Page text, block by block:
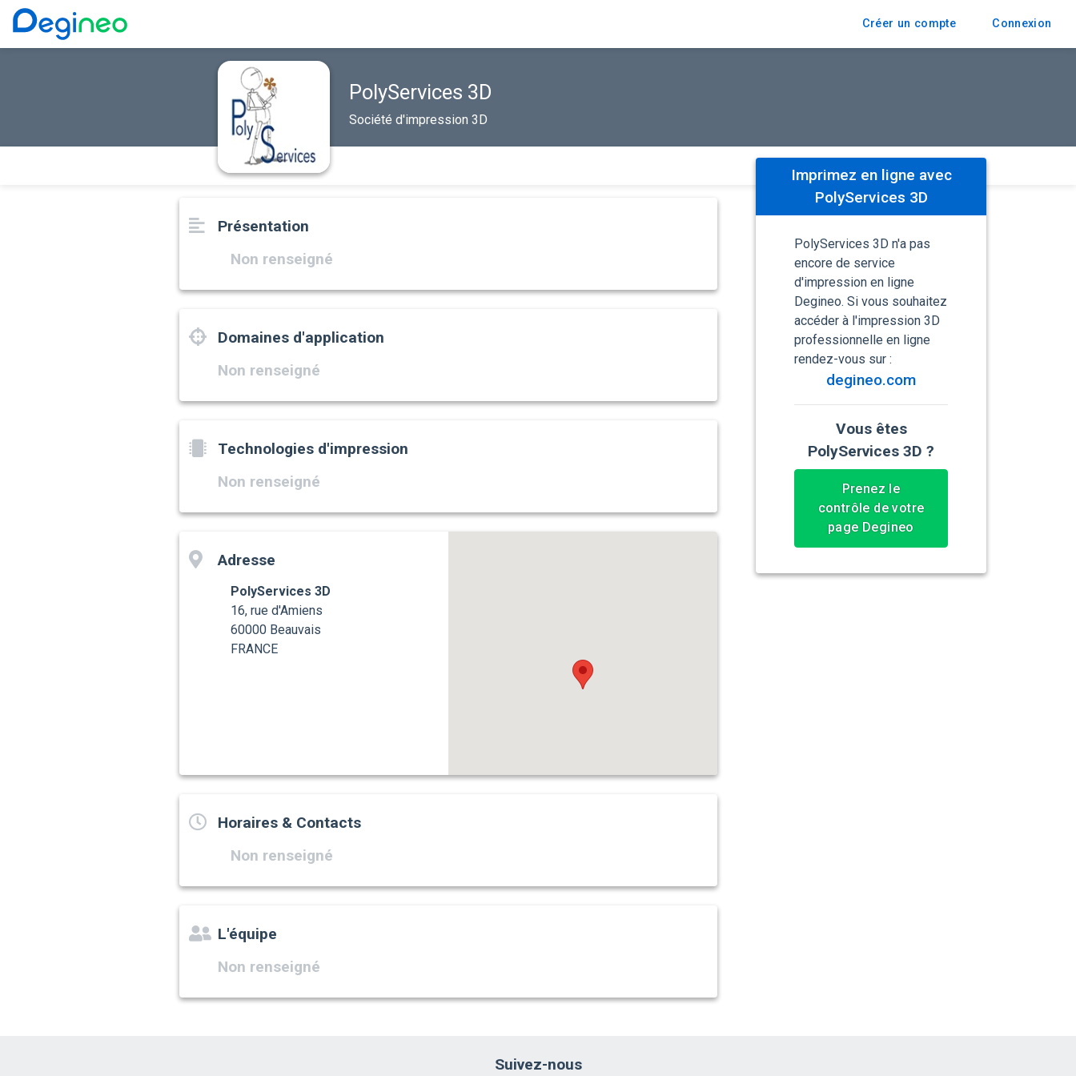
Créer un compte Connexion
PolyServices 3D
Société d'impression 3D
Présentation
Non renseigné
Domaines d'application
Non renseigné
Technologies d'impression
Non renseigné
Adresse
PolyServices 3D
16, rue d'Amiens
60000 Beauvais
FRANCE
Horaires & Contacts
Non renseigné
L'équipe
Non renseigné
Imprimez en ligne avec
PolyServices 3D
PolyServices 3D n'a pas
encore de service
d'impression en ligne
Degineo. Si vous souhaitez
accéder à l'impression 3D
professionnelle en ligne
rendez-vous sur :
degineo.com
Vous êtes
PolyServices 3D ?
Prenez le
contrôle de votre
page Degineo
Suivez-nous